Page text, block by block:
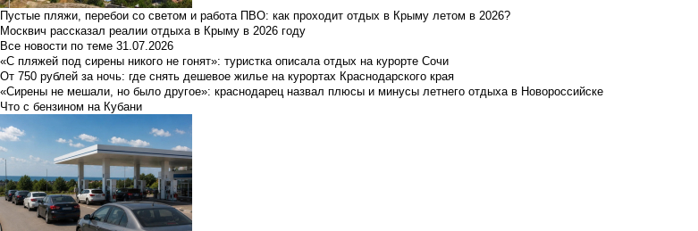
Пустые пляжи, перебои со светом и работа ПВО: как проходит отдых в Крыму летом в 2026?
Москвич рассказал реалии отдыха в Крыму в 2026 году
Все новости по теме 31.07.2026
«С пляжей под сирены никого не гонят»: туристка описала отдых на курорте Сочи
От 750 рублей за ночь: где снять дешевое жилье на курортах Краснодарского края
«Сирены не мешали, но было другое»: краснодарец назвал плюсы и минусы летнего отдыха в Новороссийске
Что с бензином на Кубани